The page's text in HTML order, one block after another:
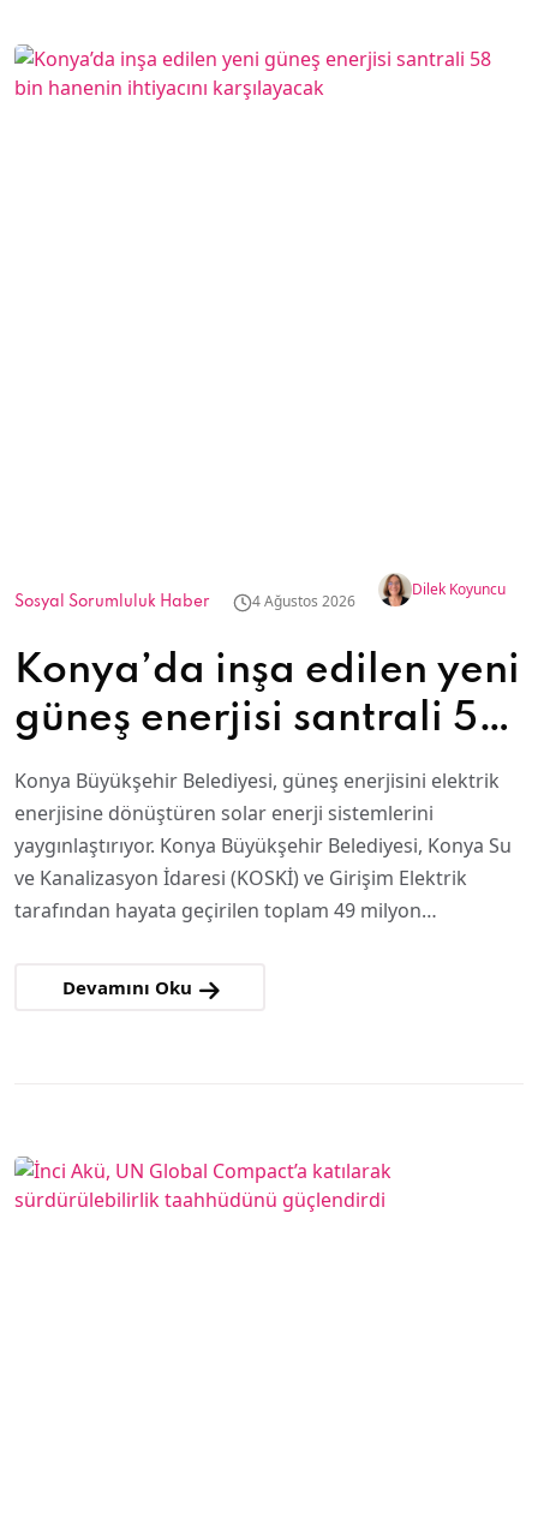
Sosyal Sorumluluk Haber 4 Ağustos 2026
Dilek Koyuncu
Konya’da inşa edilen yeni
güneş enerjisi santrali 58
bin hanenin ihtiyacını
karşılayacak
Konya Büyükşehir Belediyesi, güneş enerjisini elektrik
enerjisine dönüştüren solar enerji sistemlerini
yaygınlaştırıyor. Konya Büyükşehir Belediyesi, Konya Su
ve Kanalizasyon İdaresi (KOSKİ) ve Girişim Elektrik
tarafından hayata geçirilen toplam 49 milyon…
Devamını Oku